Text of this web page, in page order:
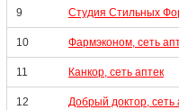
9 Студия Стильных
10 Фармэконом, сеть
11 Канкор, сеть аптек
12 Добрый доктор, сеть